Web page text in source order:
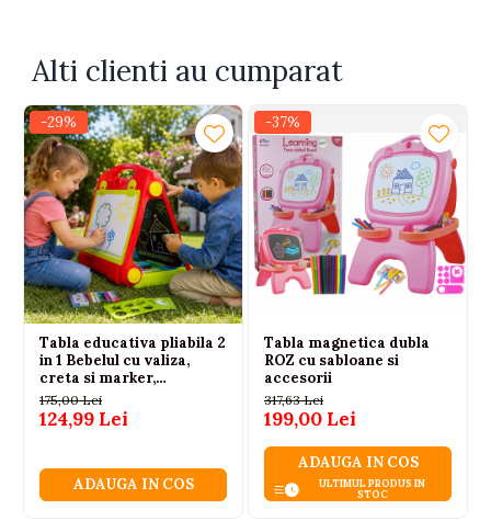
Alti clienti au cumparat
-29%
Tabla educativa pliabila 2
in 1 Bebelul cu valiza,
creta si marker,
multicolor, 3 ani+
175,00 Lei
124,99 Lei
ADAUGA IN COS
-37%
Tabla magnetica dubla
ROZ cu sabloane si
accesorii
317,63 Lei
199,00 Lei
ADAUGA IN COS
ULTIMUL PRODUS IN
STOC